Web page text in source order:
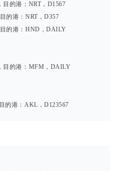
的港：NRT，D1567
的港：NRT，D357
的港：HND，DAILY
目的港：MFM，DAILY
的港：AKL，D123567